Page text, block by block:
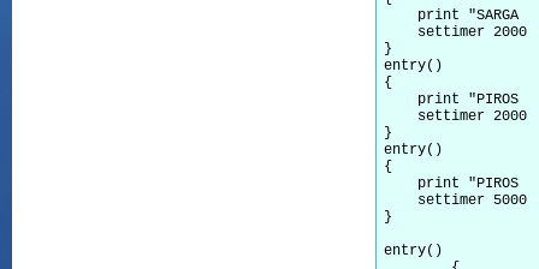
print "SARGA
settimer 2000
}
entry()
{
print "PIROS
    settimer 2000
}
entry()
{
print "PIROS
    settimer 5000
}
entry()